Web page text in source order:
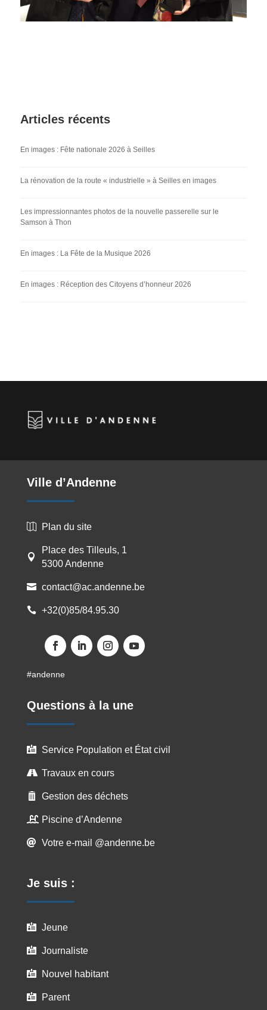
Articles récents
En images : Fête nationale 2026 à Seilles
La rénovation de la route « industrielle » à Seilles en images
Les impressionnantes photos de la nouvelle passerelle sur le
Samson à Thon
En images : La Fête de la Musique 2026
En images : Réception des Citoyens d’honneur 2026
Ville d’Andenne
 Plan du site

Place des Tilleuls, 1
5300 Andenne
 contact@ac.andenne.be
 +32(0)85/84.95.30
#andenne
Questions à la une
 Service Population et État civil
 Travaux en cours
 Gestion des déchets
 Piscine d’Andenne
 Votre e-mail @andenne.be
Je suis :
 Jeune
 Journaliste
 Nouvel habitant
 Parent